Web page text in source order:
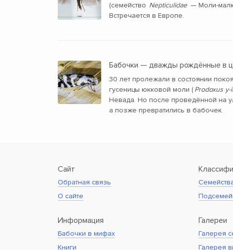
(семейство Nepticulidae — Моли-
Встречается в Европе.
Бабочки — дважды рождённые в
30 лет пролежали в состоянии
гусеницы юкковой моли (Prodoxus
Невада. Но после проведённой на
а позже превратились в бабочек.
Сайт
Обратная связь
О сайте
Информация
Бабочки в мифах
Книги
Галереи
Галерея
Галерея